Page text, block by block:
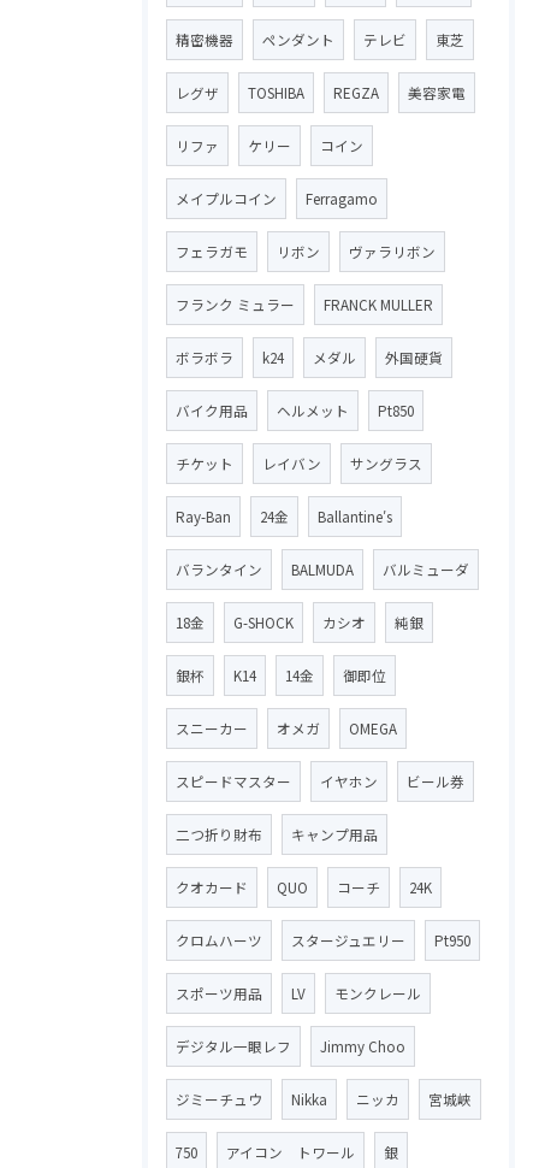
精密機器 ペンダント テレビ 東芝
レグザ TOSHIBA REGZA 美容家電
リファ ケリー コイン
メイプルコイン Ferragamo
フェラガモ リボン ヴァラリボン
フランク ミュラー FRANCK MULLER
ボラボラ k24 メダル 外国硬貨
バイク用品 ヘルメット Pt850
チケット レイバン サングラス
Ray-Ban 24金 Ballantine′s
バランタイン BALMUDA バルミューダ
18金 G-SHOCK カシオ 純銀
銀杯 K14 14金 御即位
スニーカー オメガ OMEGA
スピードマスター イヤホン ビール券
二つ折り財布 キャンプ用品
クオカード QUO コーチ 24K
クロムハーツ スタージュエリー Pt950
スポーツ用品 LV モンクレール
デジタル一眼レフ Jimmy Choo
ジミーチュウ Nikka ニッカ 宮城峡
750 アイコン トワール 銀